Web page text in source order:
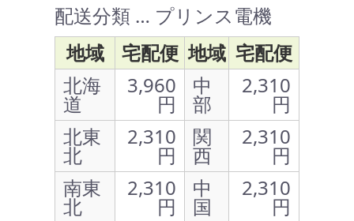
配送分類 … プリンス電機
地域
宅配便 地域 宅配便
北海
道
3,960
円
中
部
2,310
円
北東
北
2,310
円
関
西
2,310
円
南東
北
2,310
円
中
国
2,310
円